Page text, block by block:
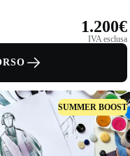
1.200€
IVA esclusa
SUMMER BOOST